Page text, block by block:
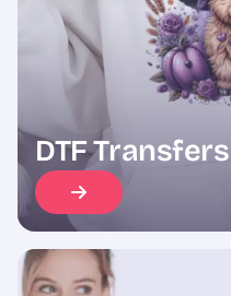
DTF Transfers